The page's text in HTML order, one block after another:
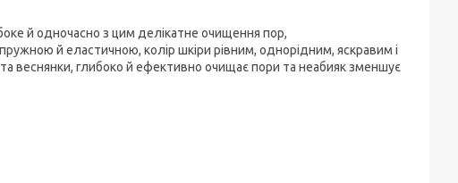
й одночасно з цим делікатне очищення пор,
й еластичною, колір шкіри рівним, однорідним, яскравим і
веснянки, глибоко й ефективно очищає пори та неабияк зменшує